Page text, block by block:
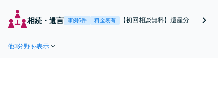
きる解決に向けて豊富
な経験を踏まえて要点
相続・遺言 事例6件 料金表有
【初回相談無料】遺産分
他3分野を表示